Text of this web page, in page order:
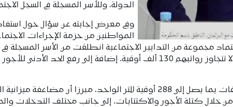
الدولة، وللأسر المسجلة في السجل
وفي معرض إجابته عن سؤال حول
المواطنين من حزمة الإجراءات
مجموعة من التدابير الاجتماعية انطلقت من الأسر المسجلة
وبيّن أن الدولة تواصل دعم أسعار المحروقات بما يصل إلى 288 أوقية للتر الواحد، مبرزا أن مضاعفة
كتلة الأجور والاكتتابات، إلى جانب مختلف التدخلات